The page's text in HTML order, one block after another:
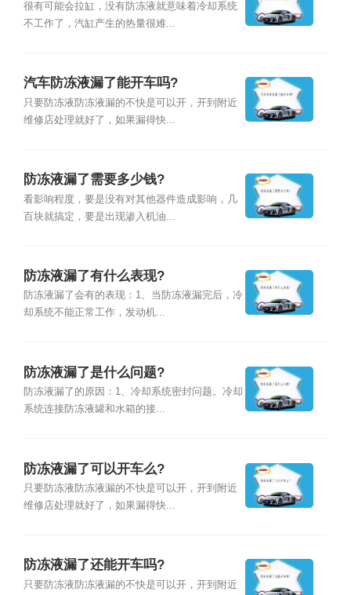
很有可能会拉缸，没有防冻液就意味着冷却系统
不工作了，汽缸产生的热量很难...
汽车防冻液漏了能开车吗?
只要防冻液防冻液漏的不快是可以开，开到附近
维修店处理就好了，如果漏得快...
防冻液漏了需要多少钱?
看影响程度，要是没有对其他器件造成影响，几
百块就搞定，要是出现渗入机油...
防冻液漏了有什么表现?
防冻液漏了会有的表现：1、当防冻液漏完后，冷
却系统不能正常工作，发动机...
防冻液漏了是什么问题?
防冻液漏了的原因：1、冷却系统密封问题。冷却
系统连接防冻液罐和水箱的接...
防冻液漏了可以开车么?
只要防冻液防冻液漏的不快是可以开，开到附近
维修店处理就好了，如果漏得快...
防冻液漏了还能开车吗?
只要防冻液防冻液漏的不快是可以开，开到附近